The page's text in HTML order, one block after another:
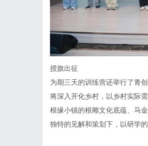
授旗出征
为期三天的训练营还举行了青
将深入开化乡村，以乡村实际
根缘小镇的根雕文化底蕴、马
独特的见解和策划下，以研学